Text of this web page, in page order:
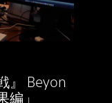
』 Beyon
編」